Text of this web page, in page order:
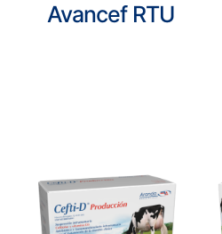
Avancef RTU